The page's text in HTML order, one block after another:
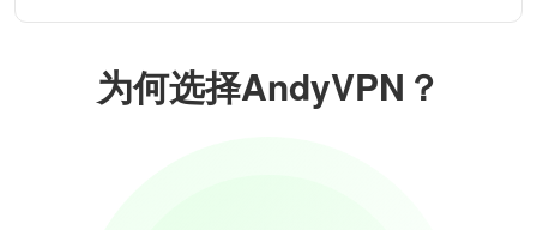
为何选择AndyVPN？